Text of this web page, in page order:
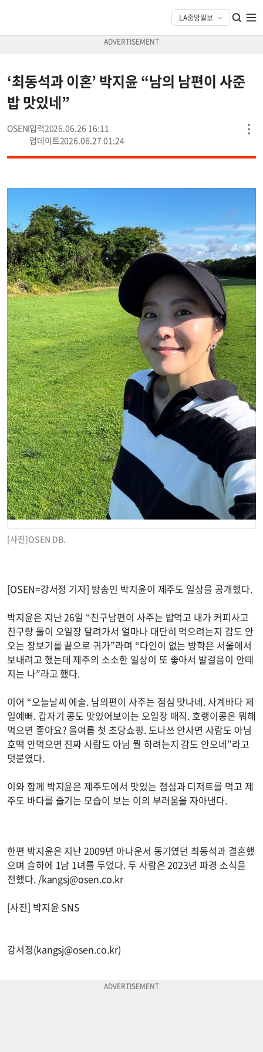
‘최동석과 이혼’ 박지윤 “남의 남편이 사준
밥 맛있네”
OSEN
2026.06.26 16:11
2026.06.27 01:24
[사진]OSEN DB.
[OSEN=강서정 기자] 방송인 박지윤이 제주도 일상을 공개했다.
박지윤은 지난 26일 “친구남편이 사주는 밥먹고 내가 커피사고
친구랑 둘이 오일장 달려가서 얼마나 대단히 먹으려는지 감도 안
오는 장보기를 끝으로 귀가”라며 “다인이 없는 방학은 서울에서
보내려고 했는데 제주의 소소한 일상이 또 좋아서 발걸음이 안떼
지는 나”라고 했다.
이어 “오늘날씨 예술. 남의편이 사주는 점심 맛나네. 사계바다 제
일예뻐. 갑자기 콩도 맛있어보이는 오일장 매직. 호랭이콩은 뭐해
먹으면 좋아요? 올여름 첫 초당쇼핑. 도나쓰 안사면 사람도 아님
호떡 안먹으면 진짜 사람도 아님 뭘 하려는지 감도 안오네”라고
덧붙였다.
이와 함께 박지윤은 제주도에서 맛있는 점심과 디저트를 먹고 제
주도 바다를 즐기는 모습이 보는 이의 부러움을 자아낸다.
한편 박지윤은 지난 2009년 아나운서 동기였던 최동석과 결혼했
으며 슬하에 1남 1녀를 두었다. 두 사람은 2023년 파경 소식을
전했다. /kangsj@osen.co.kr
[사진] 박지윤 SNS
강서정(kangsj@osen.co.kr)